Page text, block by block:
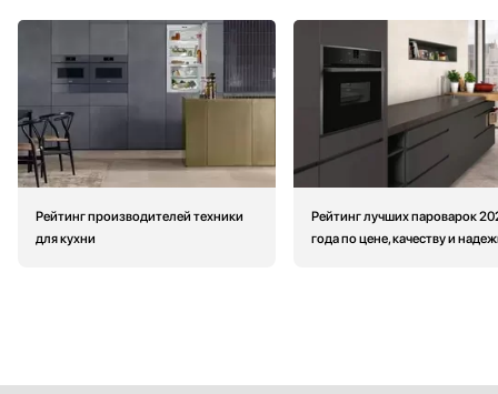
Рейтинг производителей техники
для кухни
Рейтинг лучших пароварок
года по цене, качеству и